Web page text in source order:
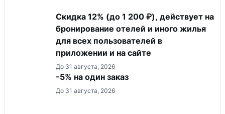
Скидка 12% (до 1 200 ₽), действует на
бронирование отелей и иного жилья
для всех пользователей в
приложении и на сайте
До 31 августа, 2026
-5% на один заказ
До 31 августа, 2026